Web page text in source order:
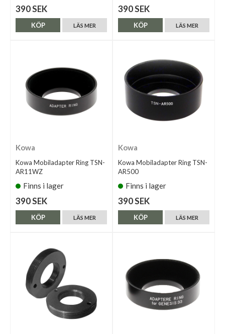
390 SEK
LÄS MER
KÖP
390 SEK
LÄS MER
KÖP
Kowa
Kowa Mobiladapter Ring TSN-
AR11WZ
Finns i lager
390 SEK
LÄS MER
KÖP
Kowa
Kowa Mobiladapter Ring TSN-
AR500
Finns i lager
390 SEK
LÄS MER
KÖP